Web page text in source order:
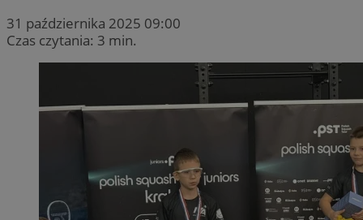
31 października 2025 09:00
Czas czytania: 3 min.